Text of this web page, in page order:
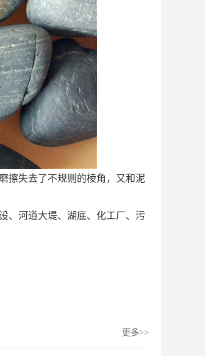
擦失去了不规则的棱角，又和泥
、河道大堤、湖底、化工厂、污
更多>>